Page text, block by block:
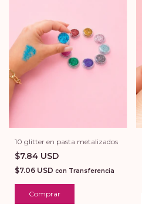
10 glitter en pasta metalizados
$7.84 USD
$7.06 USD con Transferencia